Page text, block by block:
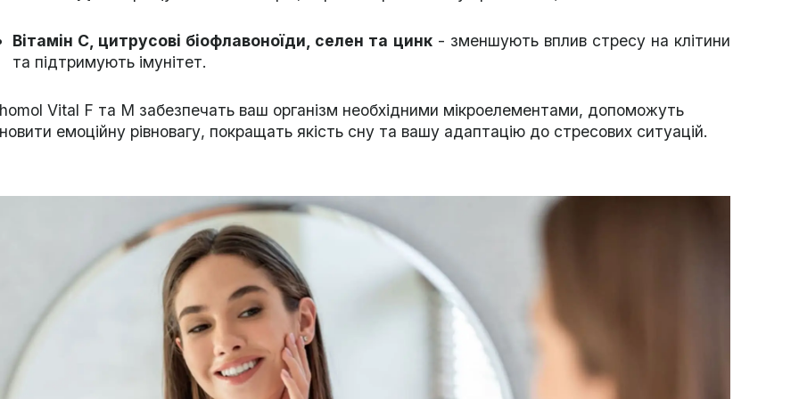
Вітамін C, цитрусові біофлавоноїди, селен та цинк- зменшують вплив стресу на клітини
та підтримують імунітет.
Vital F та M забезпечать ваш організм необхідними мікроелементами, допоможуть
емоційну рівновагу, покращать якість сну та вашу адаптацію до стресових ситуацій.